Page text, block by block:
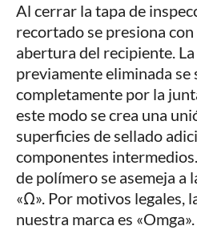
Al cerrar la tapa de
recortado se presiona
abertura del recipiente.
previamente eliminada se
completamente por la
este modo se crea una
superficies de sellado
componentes
de polímero se asemeja a
«Ω». Por motivos legales,
nuestra marca es «Omga».